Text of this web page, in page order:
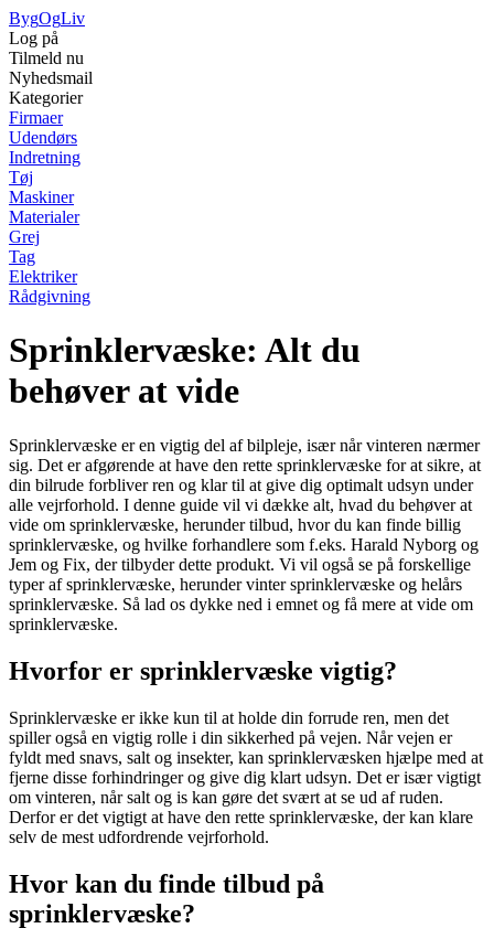
BygOgLiv
Log på
Tilmeld nu
Nyhedsmail
Kategorier
Firmaer
Udendørs
Indretning
Tøj
Maskiner
Materialer
Grej
Tag
Elektriker
Rådgivning
Sprinklervæske: Alt du
behøver at vide
Sprinklervæske er en vigtig del af bilpleje, især når vinteren nærmer
sig. Det er afgørende at have den rette sprinklervæske for at sikre, at
din bilrude forbliver ren og klar til at give dig optimalt udsyn under
alle vejrforhold. I denne guide vil vi dække alt, hvad du behøver at
vide om sprinklervæske, herunder tilbud, hvor du kan finde billig
sprinklervæske, og hvilke forhandlere som f.eks. Harald Nyborg og
Jem og Fix, der tilbyder dette produkt. Vi vil også se på forskellige
typer af sprinklervæske, herunder vinter sprinklervæske og helårs
sprinklervæske. Så lad os dykke ned i emnet og få mere at vide om
sprinklervæske.
Hvorfor er sprinklervæske vigtig?
Sprinklervæske er ikke kun til at holde din forrude ren, men det
spiller også en vigtig rolle i din sikkerhed på vejen. Når vejen er
fyldt med snavs, salt og insekter, kan sprinklervæsken hjælpe med at
fjerne disse forhindringer og give dig klart udsyn. Det er især vigtigt
om vinteren, når salt og is kan gøre det svært at se ud af ruden.
Derfor er det vigtigt at have den rette sprinklervæske, der kan klare
selv de mest udfordrende vejrforhold.
Hvor kan du finde tilbud på
sprinklervæske?